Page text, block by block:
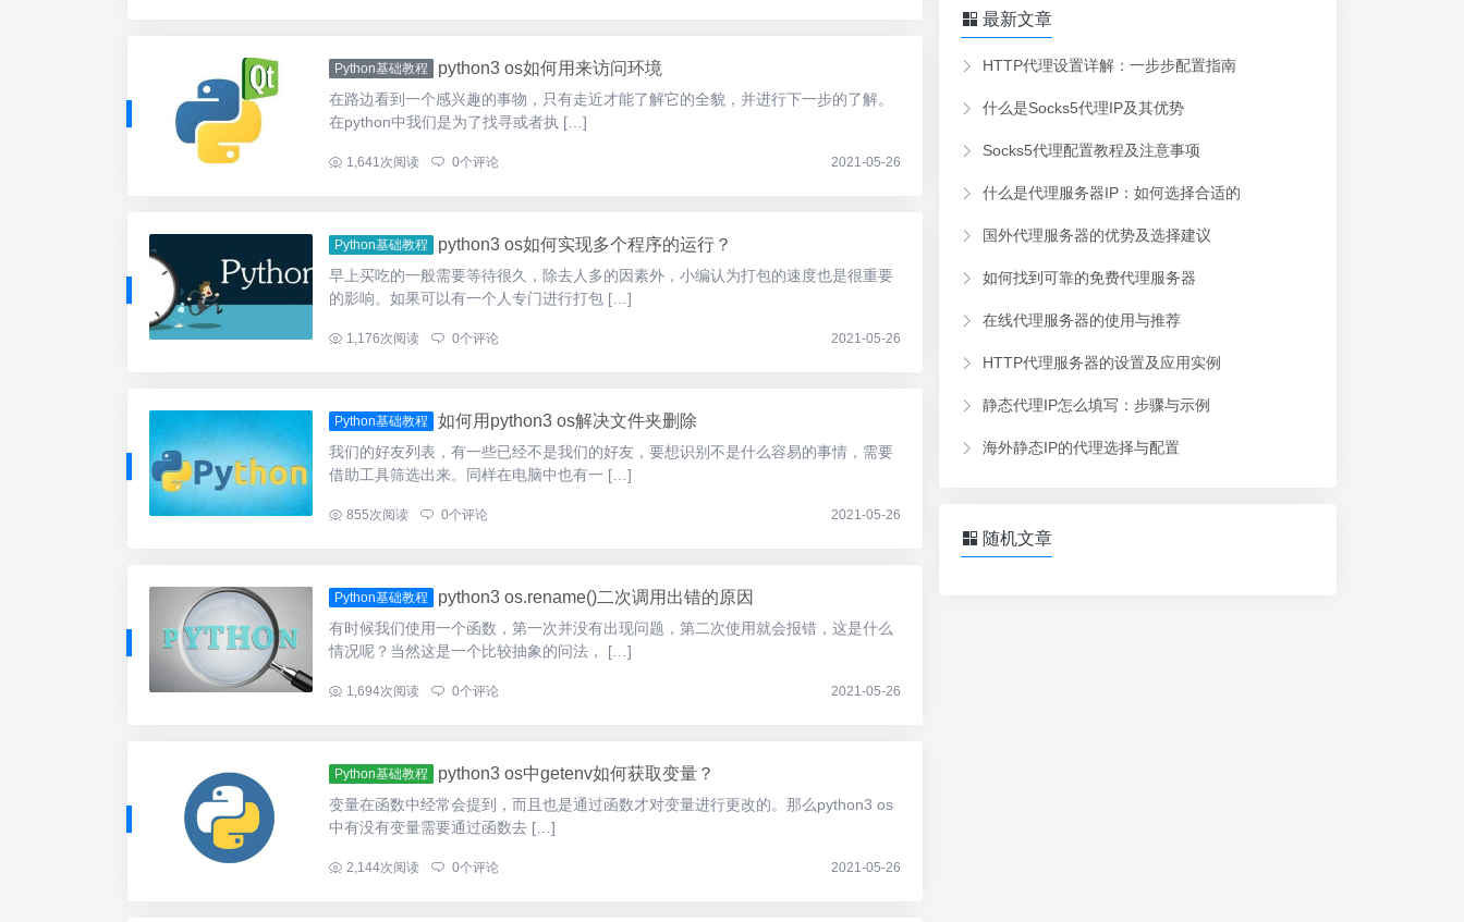
Python基础教程 python3 os如何用来访问环境
在路边看到一个感兴趣的事物，只有走近才能了解它的全貌，并进行下一步的了解。
在python中我们是为了找寻或者执 […]
... 1,641次阅读 0个评论 2021-05-26
Python基础教程 python3 os如何实现多个程序的运行？
早上买吃的一般需要等待很久，除去人多的因素外，小编认为打包的速度也是很重要
的影响。如果可以有一个人专门进行打包 […]
... 1,176次阅读 0个评论 2021-05-26
Python基础教程 如何用python3 os解决文件夹删除
我们的好友列表，有一些已经不是我们的好友，要想识别不是什么容易的事情，需要
借助工具筛选出来。同样在电脑中也有一 […]
... 855次阅读 0个评论 2021-05-26
Python基础教程 python3 os.rename()二次调用出错的原因
有时候我们使用一个函数，第一次并没有出现问题，第二次使用就会报错，这是什么
情况呢？当然这是一个比较抽象的问法， […]
... 1,694次阅读 0个评论 2021-05-26
Python基础教程 python3 os中getenv如何获取变量？
变量在函数中经常会提到，而且也是通过函数才对变量进行更改的。那么python3 os
中有没有变量需要通过函数去 […]
... 2,144次阅读 0个评论 2021-05-26
最新文章
HTTP代理设置详解：一步步配置指南
什么是Socks5代理IP及其优势
Socks5代理配置教程及注意事项
什么是代理服务器IP：如何选择合适的
国外代理服务器的优势及选择建议
如何找到可靠的免费代理服务器
在线代理服务器的使用与推荐
HTTP代理服务器的设置及应用实例
静态代理IP怎么填写：步骤与示例
海外静态IP的代理选择与配置
随机文章